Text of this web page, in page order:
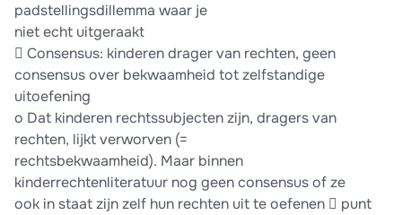
padstellingsdillemma waar je
niet echt uitgeraakt
 Consensus: kinderen drager van rechten, geen
consensus over bekwaamheid tot zelfstandige
uitoefening
o Dat kinderen rechtssubjecten zijn, dragers van
rechten, lijkt verworven (=
rechtsbekwaamheid). Maar binnen
kinderrechtenliteratuur nog geen consensus of ze
ook in staat zijn zelf hun rechten uit te oefenen  punt